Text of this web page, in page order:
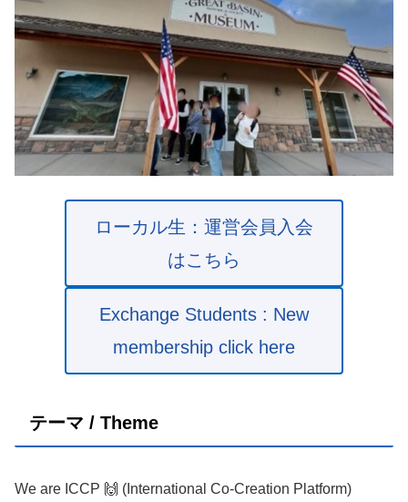
ローカル生：運営会員入会
はこちら
Exchange Students : New
membership click here
テーマ / Theme
We are ICCP 🙌 (International Co-Creation Platform)